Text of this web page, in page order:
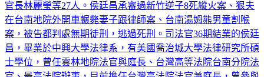
官長林麗瑩等27人。侯廷昌承審過新竹逆子8死縱火案、狠夫
在台南地院外開車輾斃妻子跟律師案、台南湯姆熊男童割喉
案，被告都判處無期徒刑，逃過死刑。司法官36期結業的侯廷
昌，畢業於中興大學法律系，有美國喬治城大學法律研究所碩
士學位，曾任雲林地院法官與庭長、台灣高等法院台南分院法